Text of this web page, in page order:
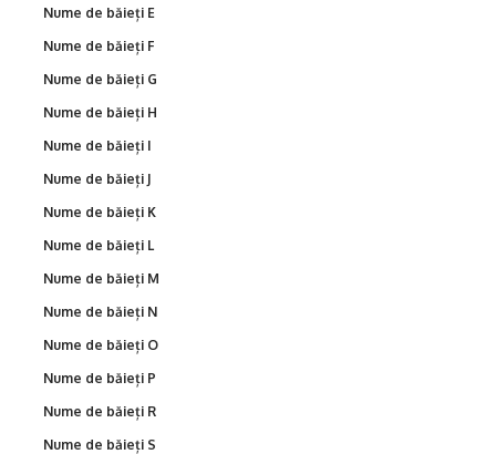
Nume de băieți E
Nume de băieți F
Nume de băieți G
Nume de băieți H
Nume de băieți I
Nume de băieți J
Nume de băieți K
Nume de băieți L
Nume de băieți M
Nume de băieți N
Nume de băieți O
Nume de băieți P
Nume de băieți R
Nume de băieți S